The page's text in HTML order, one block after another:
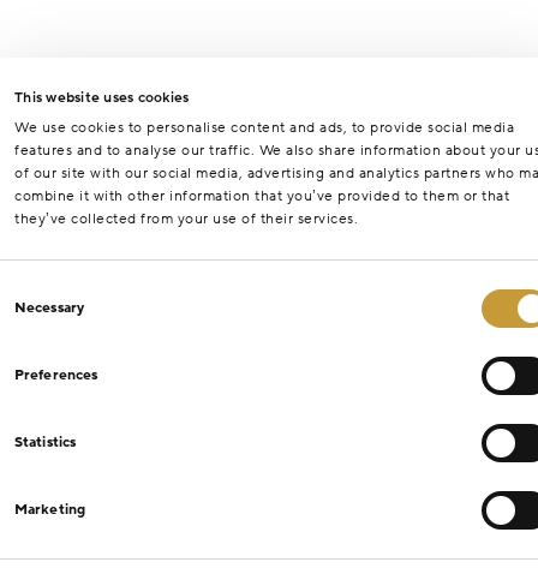
This website uses cookies
We use cookies to personalise content and ads, to provide social media
features and to analyse our traffic. We also share information about your
of our site with our social media, advertising and analytics partners who
combine it with other information that you’ve provided to them or that
they’ve collected from your use of their services.
Selection
Necessary
Preferences
Statistics
Marketing